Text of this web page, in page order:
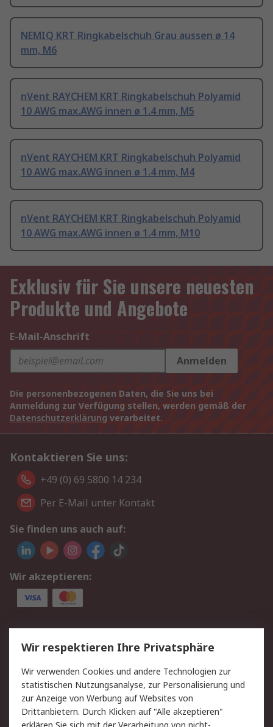
NEMIQ KRT Ringkabelschuh Grau aussen ø 14
mm, M6
nVent RAYCHEM KRT Ringkabelschuh Polyamid
10 AWG max.AWG innen ø 1.4 mm, M5
nVent RAYCHEM KRT Ringkabelschuh Polyamid
10 AWG max.AWG innen ø 1.4 mm, M4
nVent RAYCHEM KRT Ringkabelschuh Polyamid
10 AWG max.AWG innen ø 1.4 mm, M10
Exklusiv für Sie unsere neuesten
Produkte und Angebote
E-Mail-Anschrift
Anmelden
Die personenbezogenen Daten, die Sie uns bei
Anmeldung zur Verfügung stellen, werden gemäß der
Datenschutzerklärung verarbeitet.
Kontaktieren Sie uns:
+49 (0) 69 5800 14 234
Per E-Mail unter Kontakt
Sie finden uns auch auf:
Wir akzeptieren:
Service
Value Added Services
Lieferlösungen
Rücksendungen
Kontakt
Hilfe
Privatkunden
Rechtliches
Wir respektieren Ihre Privatsphäre
Wir verwenden Cookies und andere Technologien zur
statistischen Nutzungsanalyse, zur Personalisierung und
zur Anzeige von Werbung auf Websites von
Drittanbietern. Durch Klicken auf "Alle akzeptieren"